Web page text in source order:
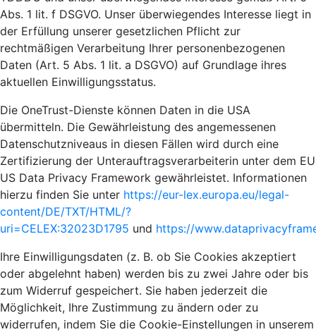
Abs. 1 lit. f DSGVO. Unser überwiegendes Interesse liegt in
der Erfüllung unserer gesetzlichen Pflicht zur
rechtmäßigen Verarbeitung Ihrer personenbezogenen
Daten (Art. 5 Abs. 1 lit. a DSGVO) auf Grundlage ihres
aktuellen Einwilligungsstatus.
Die OneTrust-Dienste können Daten in die USA
übermitteln. Die Gewährleistung des angemessenen
Datenschutzniveaus in diesen Fällen wird durch eine
Zertifizierung der Unterauftragsverarbeiterin unter dem EU
US Data Privacy Framework gewährleistet. Informationen
hierzu finden Sie unter https://eur-lex.europa.eu/legal-
content/DE/TXT/HTML/?
uri=CELEX:32023D1795 und https://
Ihre Einwilligungsdaten (z. B. ob Sie Cookies akzeptiert
oder abgelehnt haben) werden bis zu zwei Jahre oder bis
zum Widerruf gespeichert. Sie haben jederzeit die
Möglichkeit, Ihre Zustimmung zu ändern oder zu
widerrufen, indem Sie die Cookie-Einstellungen in unserem